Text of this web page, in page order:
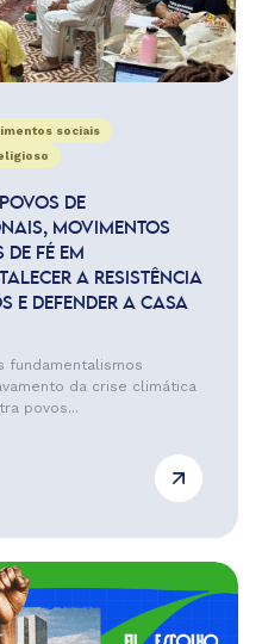
sociais
DE
MOVIMENTOS
FÉ EM
A RESISTÊNCIA
E DEFENDER A CASA
fundamentalismos
da crise climática
povos...